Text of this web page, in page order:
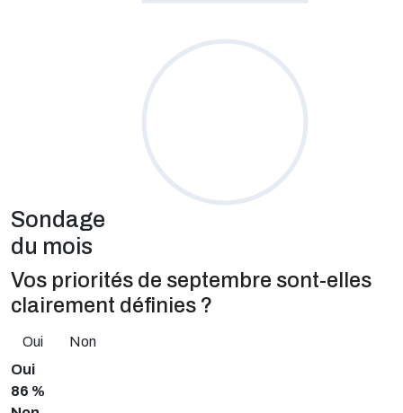
Sondage
du mois
Vos priorités de septembre sont-elles
clairement définies ?
Oui
Non
Oui
86 %